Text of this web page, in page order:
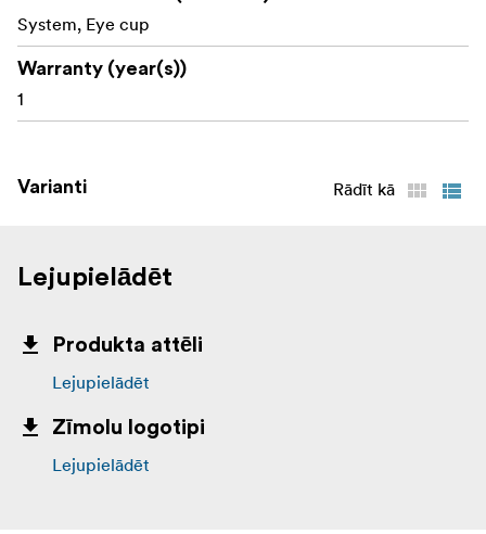
System, Eye cup
Warranty (year(s))
1
Varianti Rādīt kā
Lejupielādēt
Produkta attēli
Lejupielādēt
Zīmolu logotipi
Lejupielādēt